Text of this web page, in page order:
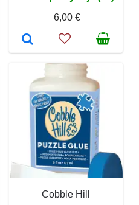
6,00 €
Cobble Hill